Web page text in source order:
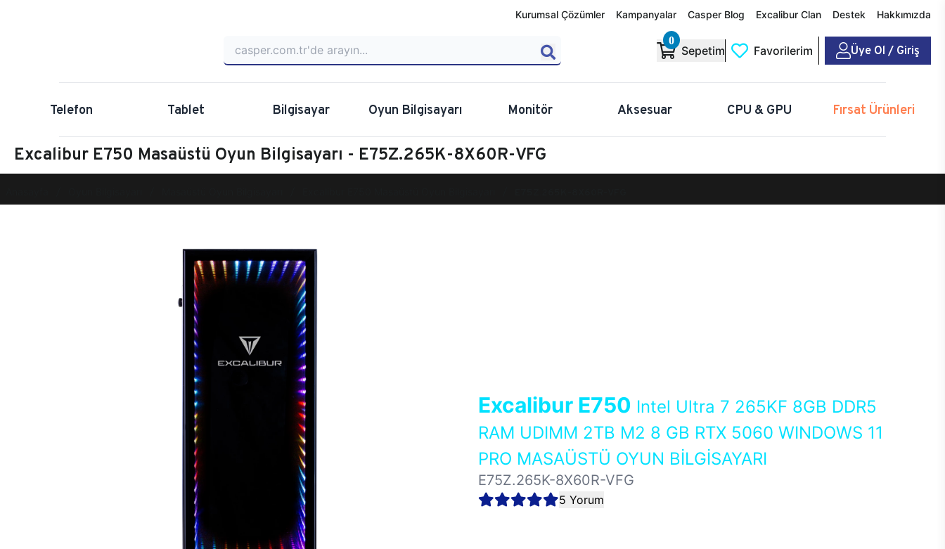
Kurumsal Çözümler Kampanyalar Casper Blog Excalibur Clan Destek Hakkımızda
0
Sepetim Favorilerim Üye Ol / Giriş
Telefon Tablet Bilgisayar Oyun Bilgisayarı Monitör Aksesuar CPU & GPU Fırsat Ürünleri
Excalibur E750 Masaüstü Oyun Bilgisayarı - E75Z.265K-8X60R-VFG
Excalibur E750 Intel Ultra 7 265KF 8GB DDR5
RAM UDIMM 2TB M2 8 GB RTX 5060 WINDOWS 11
PRO MASAÜSTÜ OYUN BİLGİSAYARI
E75Z.265K-8X60R-VFG
5 Yorum